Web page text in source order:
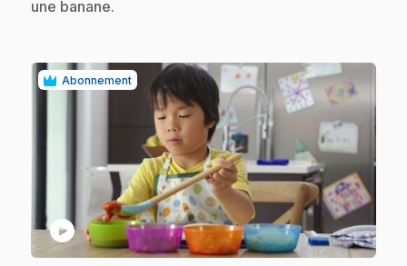
une banane.
Abonnement
play_circle